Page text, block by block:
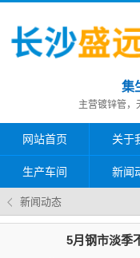
集
主营镀锌管，
网站首页 关于
生产车间 新闻
新闻动态
5月钢市淡季